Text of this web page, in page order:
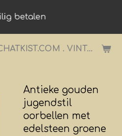
GOUDENSCHATKIST.COM . VINTAGE JUWELIER.
betalen
Antieke gouden
jugendstil
oorbellen met
edelsteen groene